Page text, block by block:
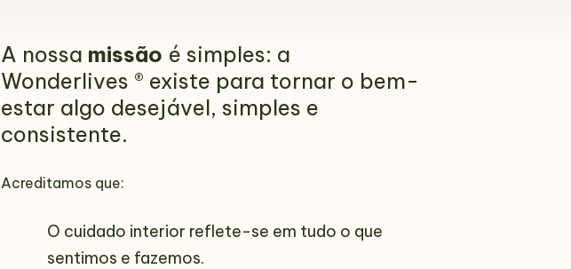
A nossa missão é simples: a
Wonderlives ® existe para tornar o bem-
estar algo desejável, simples e
consistente.
Acreditamos que:
O cuidado interior reflete-se em tudo o que
sentimos e fazemos.